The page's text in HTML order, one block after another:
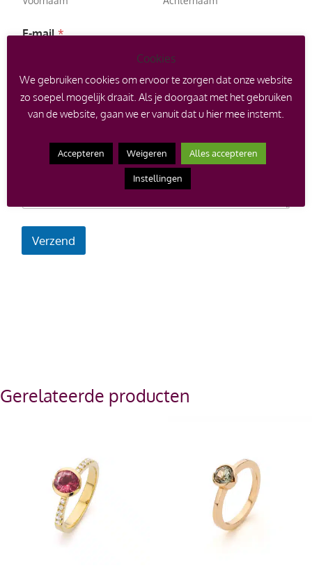
i
a
m
E-mail*
Reactie of bericht
Verzend
Gerelateerde producten
Cookies
We gebruiken cookies om ervoor te zorgen dat onze website
zo soepel mogelijk draait. Als je doorgaat met het gebruiken
van de website, gaan we er vanuit dat u hier mee instemt.
Accepteren Weigeren Alles accepteren
Instellingen